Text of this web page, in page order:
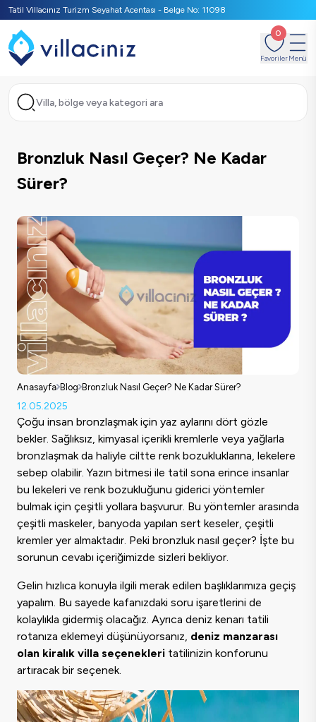
Tatil Villacınız Turizm Seyahat Acentası - Belge No: 11098
0
FavorilerMenü
Villa, bölge veya kategori ara
Bronzluk Nasıl Geçer? Ne Kadar
Sürer?
Anasayfa Blog Bronzluk Nasıl Geçer? Ne Kadar Sürer?
12.05.2025
Çoğu insan bronzlaşmak için yaz aylarını dört gözle
bekler. Sağlıksız, kimyasal içerikli kremlerle veya yağlarla
bronzlaşmak da haliyle ciltte renk bozukluklarına, lekelere
sebep olabilir. Yazın bitmesi ile tatil sona erince insanlar
bu lekeleri ve renk bozukluğunu giderici yöntemler
bulmak için çeşitli yollara başvurur. Bu yöntemler arasında
çeşitli maskeler, banyoda yapılan sert keseler, çeşitli
kremler yer almaktadır. Peki bronzluk nasıl geçer? İşte bu
sorunun cevabı içeriğimizde sizleri bekliyor.
Gelin hızlıca konuyla ilgili merak edilen başlıklarımıza geçiş
yapalım. Bu sayede kafanızdaki soru işaretlerini de
kolaylıkla gidermiş olacağız. Ayrıca deniz kenarı tatili
rotanıza eklemeyi düşünüyorsanız, deniz manzarası
olan kiralık villa seçenekleri tatilinizin konforunu
artıracak bir seçenek.